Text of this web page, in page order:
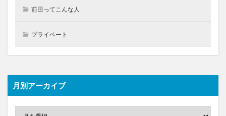
前田ってこんな人
プライベート
月別アーカイブ